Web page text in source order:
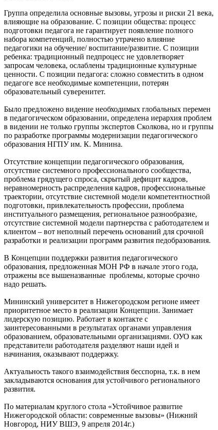
Группа определила основные вызовы, угрозы и риски 21 века,
влияющие на образование. С позиции общества: процесс
подготовки педагога не гарантирует появление полного
набора компетенций, полностью утрачено влияние
педагогики на обучение/ воспитание/развитие. С позиции
ребенка: традиционный педпроцесс не удовлетворяет
запросам человека, ослаблены традиционные культурные
ценности. С позиции педагога: сложно совместить в одном
педагоге все необходимые компетенции, потерян
образовательный суверенитет.
Было предложено видение необходимых глобальных перемен
в педагогическом образовании, определена иерархия проблем
в видении не только группы экспертов Сколкова, но и группы
по разработке программы модернизации педагогического
образования НГПУ им. К. Минина.
Отсутствие концепции педагогического образования,
отсутствие системного профессионального сообщества,
проблема грядущего спроса, скрытый дефицит кадров,
неравномерность распределения кадров, профессиональные
траектории, отсутствие системной модели компетентностной
подготовки, привлекательность профессии, проблема
институального размещения, региональное разнообразие,
отсутствие системной модели партнерства с работодателем и
клиентом – вот неполный перечень оснований для срочной
разработки и реализации программ развития педобразования.
В Концепции поддержки развития педагогического
образования, предложенная МОН РФ в начале этого года,
отражены все вышеназванные проблемы, которые срочно
надо решать.
Мининский университет в Нижегородском регионе имеет
приоритетное место в реализации Концепции. Занимает
лидерскую позицию. Работает в контакте с
заинтересованными в результатах органами управления
образованием, образовательными организациями. ОУО как
представители работодателя разделяют наши идей и
начинания, оказывают поддержку.
Актуальность такого взаимодействия бесспорна, т.к. в нем
закладываются основания для устойчивого регионального
развития.
По материалам круглого стола «Устойчивое развитие
Нижегородской области: современные вызовы» (Нижний
Новгород, НИУ ВШЭ, 9 апреля 2014г.)